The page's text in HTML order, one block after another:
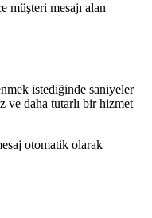
müşteri mesajı alan
istediğinde saniyeler
ve daha tutarlı bir hizmet
otomatik olarak